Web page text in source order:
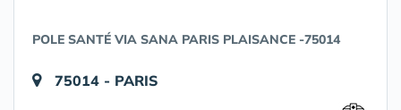
POLE SANTÉ VIA SANA PARIS PLAISANCE -75014
75014 - PARIS